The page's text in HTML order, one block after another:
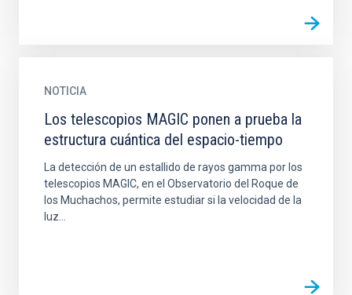
NOTICIA
Los telescopios MAGIC ponen a prueba la
estructura cuántica del espacio-tiempo
La detección de un estallido de rayos gamma por los
telescopios MAGIC, en el Observatorio del Roque de
los Muchachos, permite estudiar si la velocidad de la
luz...